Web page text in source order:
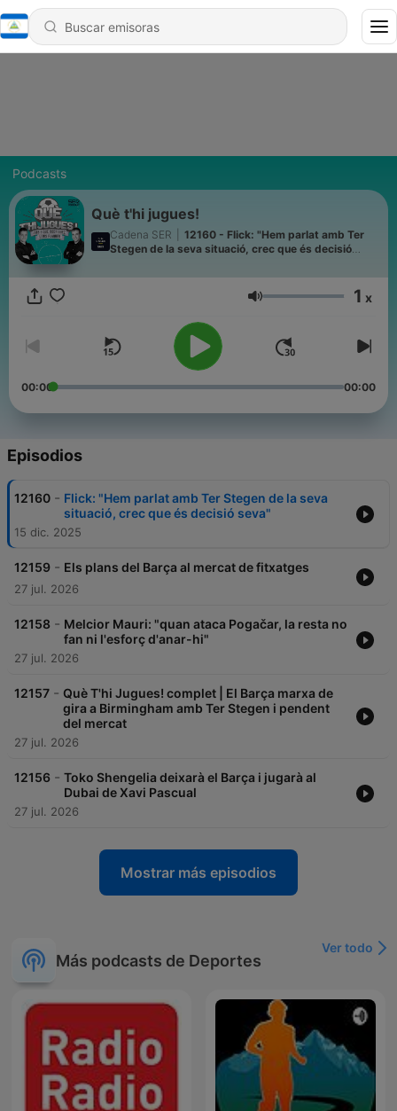
Podcasts
Què t'hi jugues!
Cadena SER
12160 - Flick: "Hem parlat amb Ter
Stegen de la seva situació, crec que és decisió
Volumen 1 x
00:00 00:00
Episodios
12160 - Flick: "Hem parlat amb Ter Stegen de la seva
situació, crec que és decisió seva"
15 dic. 2025
12159 - Els plans del Barça al mercat de fitxatges
27 jul. 2026
12158 - Melcior Mauri: "quan ataca Pogačar, la resta no
fan ni l'esforç d'anar-hi"
27 jul. 2026
12157 - Què T'hi Jugues! complet | El Barça marxa de
gira a Birmingham amb Ter Stegen i pendent
del mercat
27 jul. 2026
12156 - Toko Shengelia deixarà el Barça i jugarà al
Dubai de Xavi Pascual
27 jul. 2026
Mostrar más episodios
Más podcasts de Deportes
Ver todo